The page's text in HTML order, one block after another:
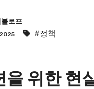
볼로프
#정책
을 위한 현